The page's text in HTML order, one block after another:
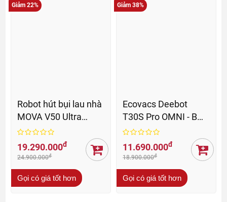
Giảm 22%
Robot hút bụi lau nhà
MOVA V50 Ultra
Complete - BH 36 Th
19.290.000đ
24.900.000đ
Gọi có giá tốt hơn
Giảm 38%
Ecovacs Deebot
T30S Pro OMNI - BH
12 Th
11.690.000đ
18.900.000đ
Gọi có giá tốt hơn